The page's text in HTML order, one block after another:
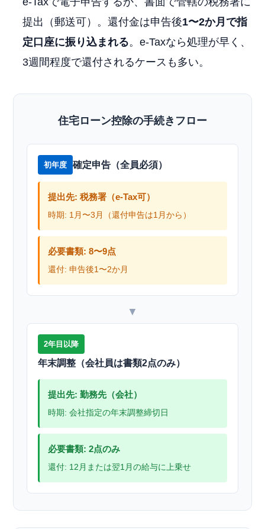
提出（郵送可）。還付金は申告後1〜2か月で指
定口座に振り込まれる。e-Taxなら処理が早く、
3週間程度で還付されるケースも多い。
住宅ローン控除の手続きフロー
初年度 確定申告（全員必須）
提出先: 税務署（e-Tax可）
時期: 1月〜3月（還付申告は1月から）
必要書類: 8〜9点
還付: 申告後1〜2か月
▼
2年目以降
年末調整（会社員は書類2点のみ）
提出先: 勤務先（会社）
時期: 会社指定の年末調整締切日
必要書類: 2点のみ
還付: 12月または翌1月の給与に上乗せ